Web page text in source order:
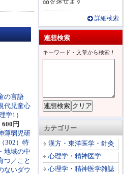
詳細検索
連想検索
キーワード・文章から検索！
カテゴリー
漢方・東洋医学・針灸
心理学・精神医学
心理学・精神医学雑誌
の言語
代児童心
学1）
600円
薄弱児研
302）特
地域の中
つ／こと
ないダウ